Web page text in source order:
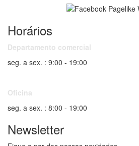
Horários
Departamento comercial
seg. a sex. : 9:00 - 19:00
Oficina
seg. a sex. : 8:00 - 19:00
Newsletter